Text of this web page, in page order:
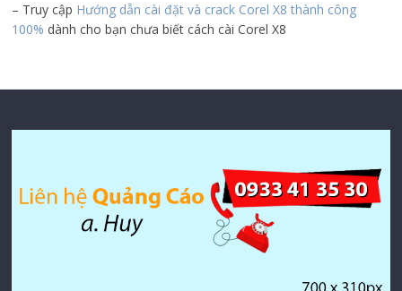
– Truy cập Hướng dẫn cài đặt và crack Corel X8 thành công
100% dành cho bạn chưa biết cách cài Corel X8